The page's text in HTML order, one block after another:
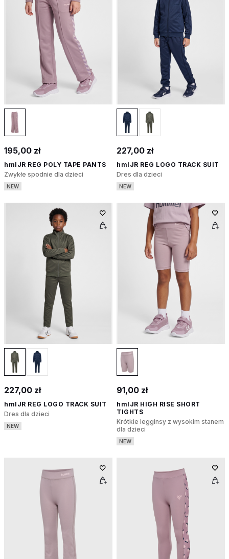
195,00 zł
hmlJR REG POLY TAPE PANTS
Zwykłe spodnie dla dzieci
NEW
227,00 zł
hmlJR REG LOGO TRACK SUIT
Dres dla dzieci
NEW
227,00 zł
hmlJR REG LOGO TRACK SUIT
Dres dla dzieci
NEW
91,00 zł
hmlJR HIGH RISE SHORT
TIGHTS
Krótkie legginsy z wysokim stanem
dla dzieci
NEW